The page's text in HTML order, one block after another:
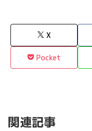
X
Pocket
関連記事